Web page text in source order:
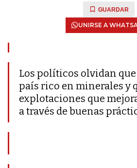
GUARDAR
UNIRSE A
Los políticos olvidan
país rico en minerales y
explotaciones que
a través de buenas